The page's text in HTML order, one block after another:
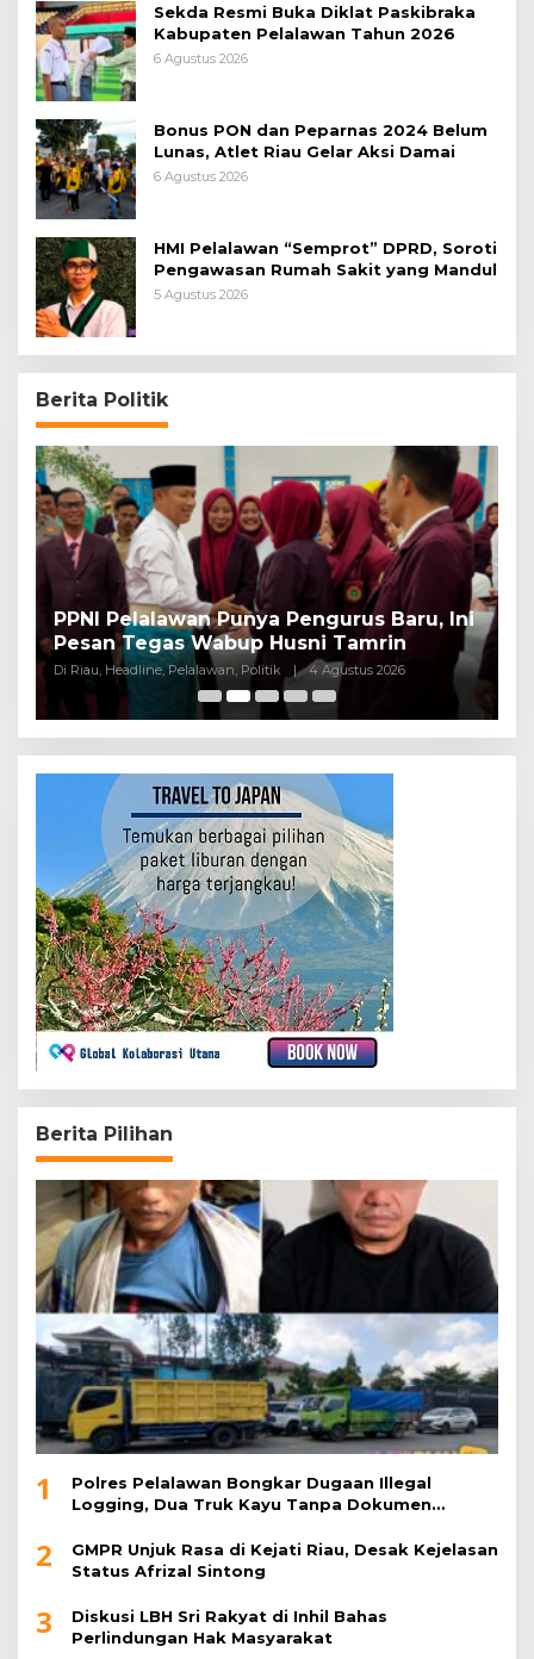
Sekda Resmi Buka Diklat Paskibraka
Kabupaten Pelalawan Tahun 2026
6 Agustus 2026
Bonus PON dan Peparnas 2024 Belum
Lunas, Atlet Riau Gelar Aksi Damai
6 Agustus 2026
HMI Pelalawan “Semprot” DPRD, Soroti
Pengawasan Rumah Sakit yang Mandul
5 Agustus 2026
Berita Politik
PPNI Pelalawan Punya Pengurus Baru, Ini
Pesan Tegas Wabup Husni Tamrin
Di Riau, Headline, Pelalawan, Politik | 4 Agustus 2026
Berita Pilihan
1
Polres Pelalawan Bongkar Dugaan Illegal
Logging, Dua Truk Kayu Tanpa Dokumen
2
GMPR Unjuk Rasa di Kejati Riau, Desak Kejelasan
Status Afrizal Sintong
3
Diskusi LBH Sri Rakyat di Inhil Bahas
Perlindungan Hak Masyarakat